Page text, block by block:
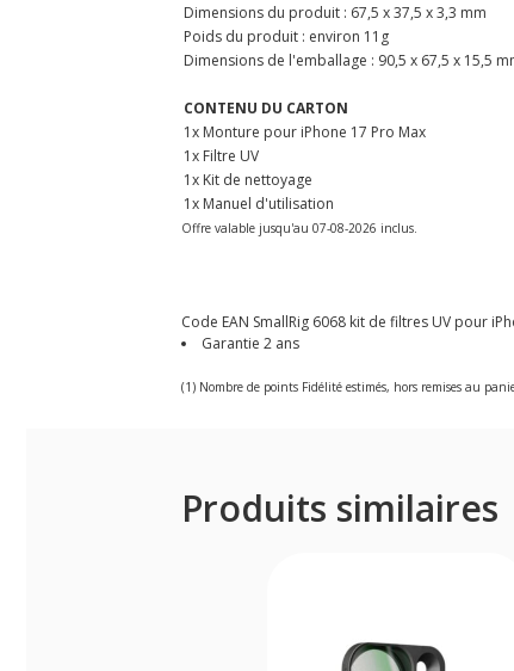
Dimensions du produit : 67,5 x 37,5 x 3,3 mm
Poids du produit : environ 11g
Dimensions de l'emballage : 90,5 x 67,5 x 15,5
CONTENU DU CARTON
1x Monture pour iPhone 17 Pro Max
1x Filtre UV
1x Kit de nettoyage
1x Manuel d'utilisation
Offre valable jusqu'au 07-08-2026 inclus.
Code EAN SmallRig 6068 kit de filtres UV pour
Garantie 2 ans
(1) Nombre de points Fidélité estimés, hors remises au
Produits similaires